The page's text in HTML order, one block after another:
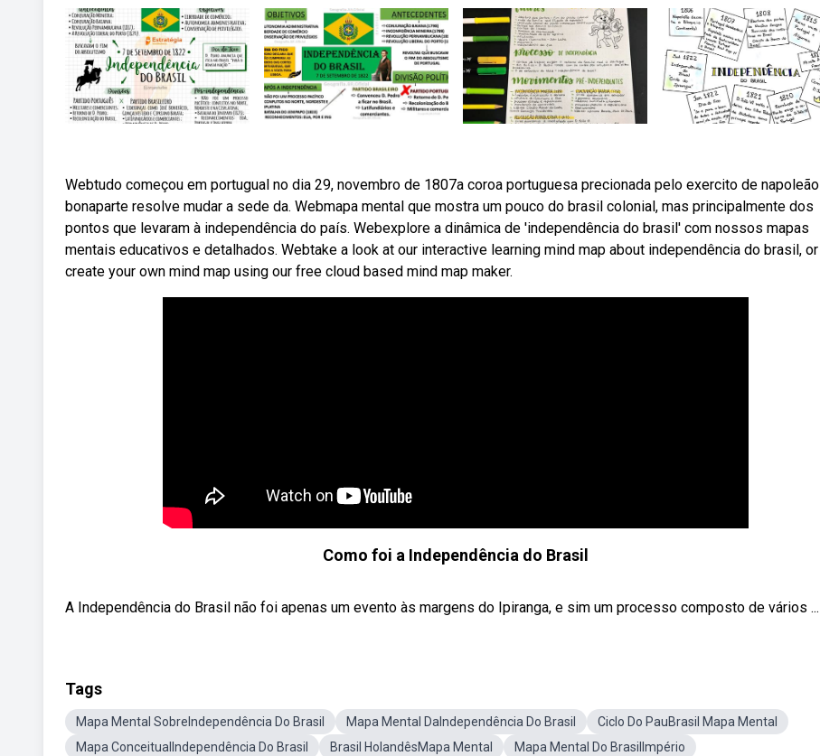
Webtudo começou em portugual no dia 29, novembro de 1807a coroa portuguesa precionada pelo exercito de napoleão
bonaparte resolve mudar a sede da. Webmapa mental que mostra um pouco do brasil colonial, mas principalmente dos
pontos que levaram à independência do país. Webexplore a dinâmica de 'independência do brasil' com nossos mapas
mentais educativos e detalhados. Webtake a look at our interactive learning mind map about independência do brasil, or
create your own mind map using our free cloud based mind map maker.
Como foi a Independência do Brasil
A Independência do Brasil não foi apenas um evento às margens do Ipiranga, e sim um processo composto de vários ...
Tags
Mapa Mental SobreIndependência Do Brasil Mapa Mental DaIndependência Do Brasil
Ciclo Do PauBrasil Mapa Mental
Mapa ConceitualIndependência Do Brasil
Brasil HolandêsMapa Mental
Mapa Mental Do BrasilImpério